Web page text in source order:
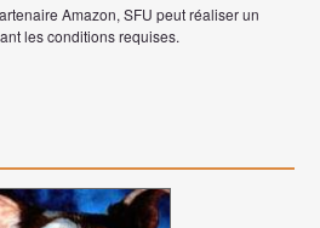
Amazon, SFU peut réaliser un
les conditions requises.